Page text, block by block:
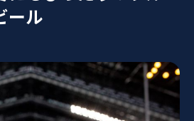
ール